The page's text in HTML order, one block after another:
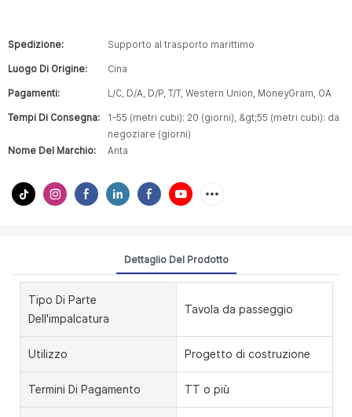
Spedizione: Supporto al trasporto marittimo
Luogo Di Origine: Cina
Pagamenti: L/C, D/A, D/P, T/T, Western Union, MoneyGram, OA
Tempi Di Consegna:
1-55 (metri cubi): 20 (giorni), &gt;55 (metri cubi): da
negoziare (giorni)
Nome Del Marchio:
Anta
Dettaglio Del Prodotto
Tipo Di Parte
Dell'impalcatura
Tavola da passeggio
Utilizzo Progetto di costruzione
Termini Di Pagamento TT o più